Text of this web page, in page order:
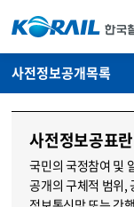
사전정보공개목록
사전정보공표란
국민의 국정참여 및
공개의 구체적 범위,